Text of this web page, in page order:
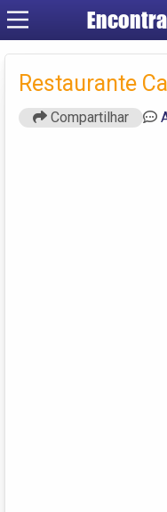
Encontra
Restaurante
Compartilhar